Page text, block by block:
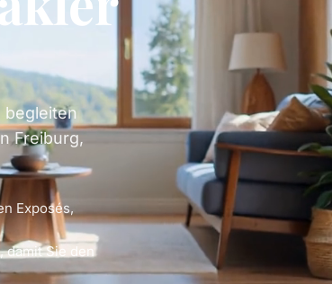
begleiten
Freiburg,
Exposés,
Sie den